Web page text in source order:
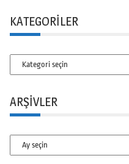
KATEGORILER
Kategoriler
ARŞIVLER
Arşivler